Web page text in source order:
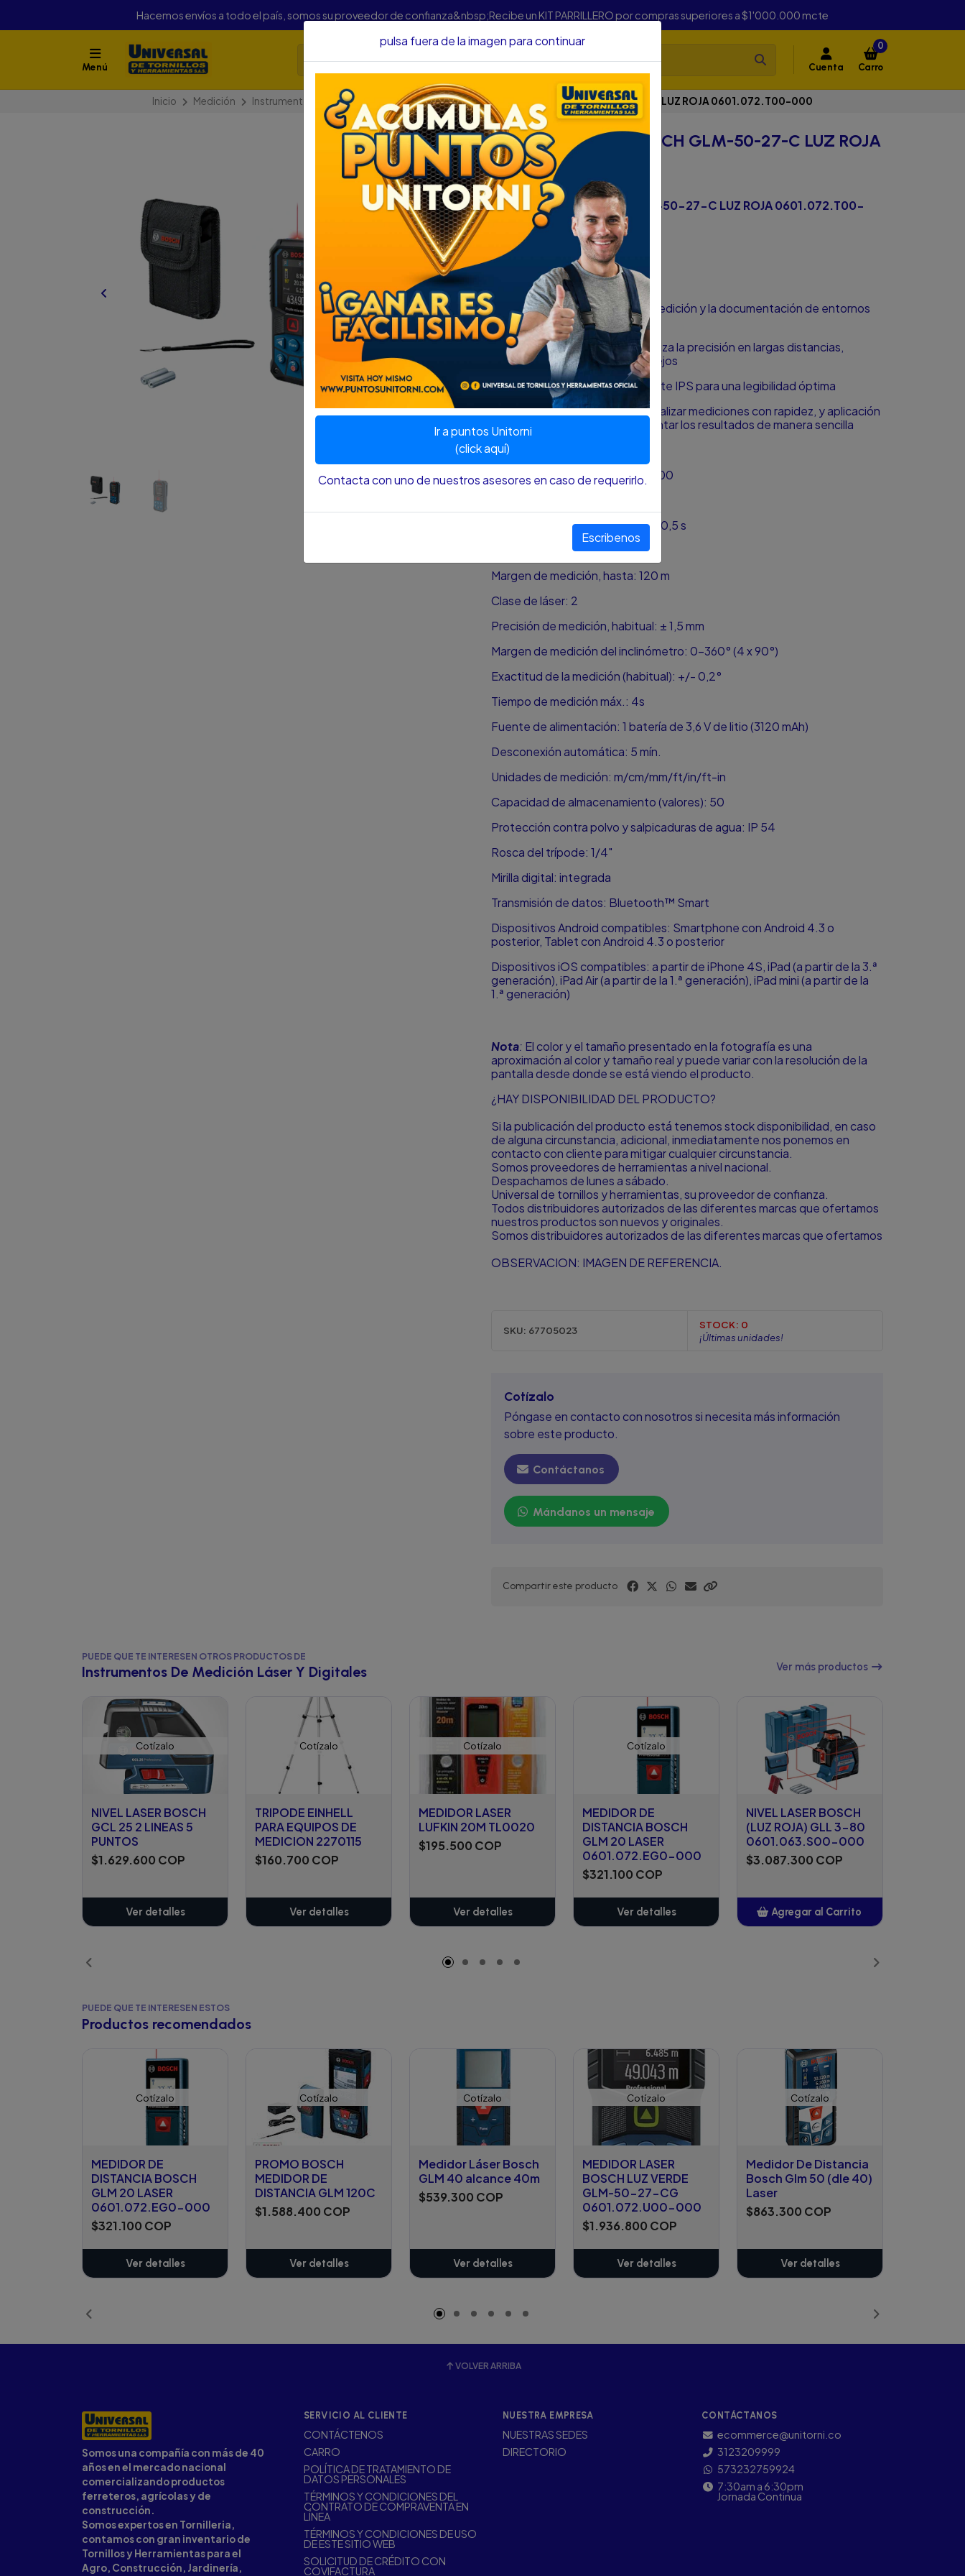
Hacemos envíos a todo el país, somos su proveedor de confianza&nbsp;Recibe un KIT PARRILLERO por compras superiores a $1'000.000 mcte
Menú Cuenta
0
Carro
Inicio Medición Instrumentos De Medición Láser Y Digitales MEDIDOR LASER BOSCH GLM-50-27-C LUZ ROJA 0601.072.T00-000
MEDIDOR LASER BOSCH GLM-50-27-C LUZ ROJA
0601.072.T00-000
DESCRIPCIÓN
MEDIDOR LASER BOSCH GLM-50-27-C LUZ ROJA 0601.072.T00-
SKU..... 67705023
DESCRIPCIÓN...
La solución inteligente para la medición y la documentación de entornos
interiores y exteriores
La mirilla digital con zoom garantiza la precisión en largas distancias,
exteriores y en entornos complejos
Pantalla en color de alto contraste IPS para una legibilidad óptima
Mando a distancia para poder realizar mediciones con rapidez, y aplicación
Measuring Master para documentar los resultados de manera sencilla
Diodo láser: 650 nm, < 1 mW
Rango de medición: 0,08 – 120,00
Tiempo de medición, habitual: < 0,5 s
Margen de medición, de: 0,08 m
Margen de medición, hasta: 120 m
Clase de láser: 2
Precisión de medición, habitual: ± 1,5 mm
Margen de medición del inclinómetro: 0-360° (4 x 90°)
Exactitud de la medición (habitual): +/- 0,2°
Tiempo de medición máx.: 4s
Fuente de alimentación: 1 batería de 3,6 V de litio (3120 mAh)
Desconexión automática: 5 mín.
Unidades de medición: m/cm/mm/ft/in/ft-in
Capacidad de almacenamiento (valores): 50
Protección contra polvo y salpicaduras de agua: IP 54
Rosca del trípode: 1/4"
Mirilla digital: integrada
Transmisión de datos: Bluetooth™ Smart
Dispositivos Android compatibles: Smartphone con Android 4.3 o
posterior, Tablet con Android 4.3 o posterior
Dispositivos iOS compatibles: a partir de iPhone 4S, iPad (a partir de la 3.ª
generación), iPad Air (a partir de la 1.ª generación), iPad mini (a partir de la
1.ª generación)
Nota: El color y el tamaño presentado en la fotografía es una
aproximación al color y tamaño real y puede variar con la resolución de la
pantalla desde donde se está viendo el producto.
¿HAY DISPONIBILIDAD DEL PRODUCTO?
Si la publicación del producto está tenemos stock disponibilidad, en caso
de alguna circunstancia, adicional, inmediatamente nos ponemos en
contacto con cliente para mitigar cualquier circunstancia.
Somos proveedores de herramientas a nivel nacional.
Despachamos de lunes a sábado.
Universal de tornillos y herramientas, su proveedor de confianza.
Todos distribuidores autorizados de las diferentes marcas que ofertamos
nuestros productos son nuevos y originales.
Somos distribuidores autorizados de las diferentes marcas que ofertamos
OBSERVACION: IMAGEN DE REFERENCIA.
SKU: 67705023 STOCK: 0
¡Últimas unidades!
Cotízalo
Póngase en contacto con nosotros si necesita más información
sobre este producto.
Contáctanos
Mándanos un mensaje
Compartir este producto
PUEDE QUE TE INTERESEN OTROS PRODUCTOS DE
Instrumentos De Medición Láser Y Digitales Ver más productos
Cotízalo
NIVEL LASER BOSCH
GCL 25 2 LINEAS 5
PUNTOS
$1.629.600 COP
Ver detalles
Cotízalo
TRIPODE EINHELL
PARA EQUIPOS DE
MEDICION 2270115
$160.700 COP
Ver detalles
Cotízalo
MEDIDOR LASER
LUFKIN 20M TL0020
$195.500 COP
Ver detalles
Cotízalo
MEDIDOR DE
DISTANCIA BOSCH
GLM 20 LASER
0601.072.EG0-000
$321.100 COP
Ver detalles
NIVEL LASER BOSCH
(LUZ ROJA) GLL 3-80
0601.063.S00-000
$3.087.300 COP
Agregar al Carrito
PUEDE QUE TE INTERESEN ESTOS
Productos recomendados
Cotízalo
MEDIDOR DE
DISTANCIA BOSCH
GLM 20 LASER
0601.072.EG0-000
$321.100 COP
Ver detalles
Cotízalo
PROMO BOSCH
MEDIDOR DE
DISTANCIA GLM 120C
$1.588.400 COP
Ver detalles
Cotízalo
Medidor Láser Bosch
GLM 40 alcance 40m
$539.300 COP
Ver detalles
Cotízalo
MEDIDOR LASER
BOSCH LUZ VERDE
GLM-50-27-CG
0601.072.U00-000
$1.936.800 COP
Ver detalles
Cotízalo
Medidor De Distancia
Bosch Glm 50 (dle 40)
Laser
$863.300 COP
Ver detalles
VOLVER ARRIBA
Somos una compañía con más de 40
años en el mercado nacional
comercializando productos
ferreteros, agrícolas y de
construcción.
Somos expertos en Tornilleria,
contamos con gran inventario de
Tornillos y Herramientas para el
Agro, Construcción, Jardinería,
SERVICIO AL CLIENTE
CONTÁCTENOS
CARRO
POLÍTICA DE TRATAMIENTO DE
DATOS PERSONALES
TÉRMINOS Y CONDICIONES DEL
CONTRATO DE COMPRAVENTA EN
LÍNEA
TÉRMINOS Y CONDICIONES DE USO
DE ESTE SITIO WEB
SOLICITUD DE CRÉDITO CON
COVIFACTURA
NUESTRA EMPRESA
NUESTRAS SEDES
DIRECTORIO
CONTÁCTANOS
ecommerce@unitorni.co
3123209999
573232759924
7:30am a 6:30pm
Jornada Continua
pulsa fuera de la imagen para continuar
Ir a puntos Unitorni
(click aquí)
Contacta con uno de nuestros asesores en caso de requerirlo.
Escribenos